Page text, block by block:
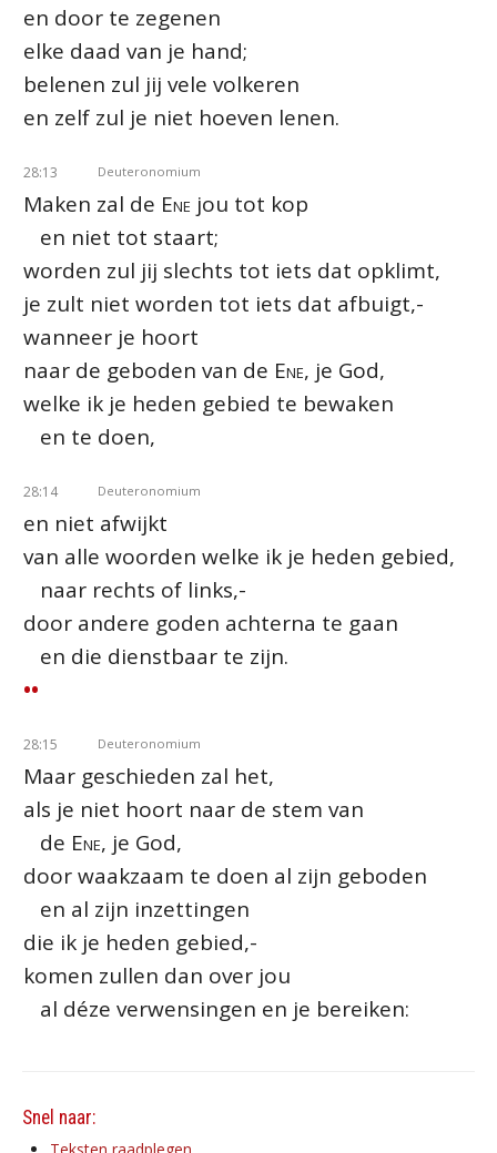
en door te zegenen
elke daad van je hand;
belenen zul jij vele volkeren
en zelf zul je niet hoeven lenen.
28:13 Deuteronomium
Maken zal de Ene jou tot kop
en niet tot staart;
worden zul jij slechts tot iets dat opklimt,
je zult niet worden tot iets dat afbuigt,-
wanneer je hoort
naar de geboden van de Ene, je God,
welke ik je heden gebied te bewaken
en te doen,
28:14 Deuteronomium
en niet afwijkt
van alle woorden welke ik je heden gebied,
naar rechts of links,-
door andere goden achterna te gaan
en die dienstbaar te zijn.
••
28:15 Deuteronomium
Maar geschieden zal het,
als je niet hoort naar de stem van
de Ene, je God,
door waakzaam te doen al zijn geboden
en al zijn inzettingen
die ik je heden gebied,-
komen zullen dan over jou
al déze verwensingen en je bereiken:
Snel naar: